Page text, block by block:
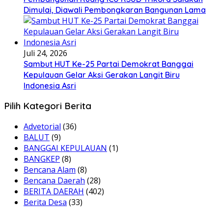
Dimulai, Diawali Pembongkaran Bangunan Lama
Juli 24, 2026
Sambut HUT Ke-25 Partai Demokrat Banggai
Kepulauan Gelar Aksi Gerakan Langit Biru
Indonesia Asri
Pilih Kategori Berita
Advetorial (36)
BALUT (9)
BANGGAI KEPULAUAN (1)
BANGKEP (8)
Bencana Alam (8)
Bencana Daerah (28)
BERITA DAERAH (402)
Berita Desa (33)